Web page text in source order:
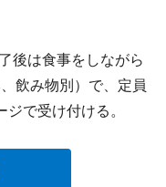
後は食事をしながら
飲み物別）で、定員
で受け付ける。